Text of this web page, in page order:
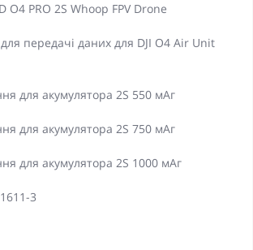
O4 PRO 2S Whoop FPV Drone
передачі даних для DJI O4 Air Unit
для акумулятора 2S 550 мАг
для акумулятора 2S 750 мАг
для акумулятора 2S 1000 мАг
3